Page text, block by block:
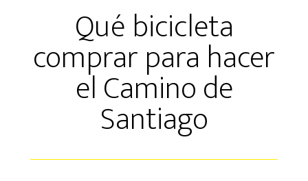
Qué bicicleta
comprar para hacer
el Camino de
Santiago